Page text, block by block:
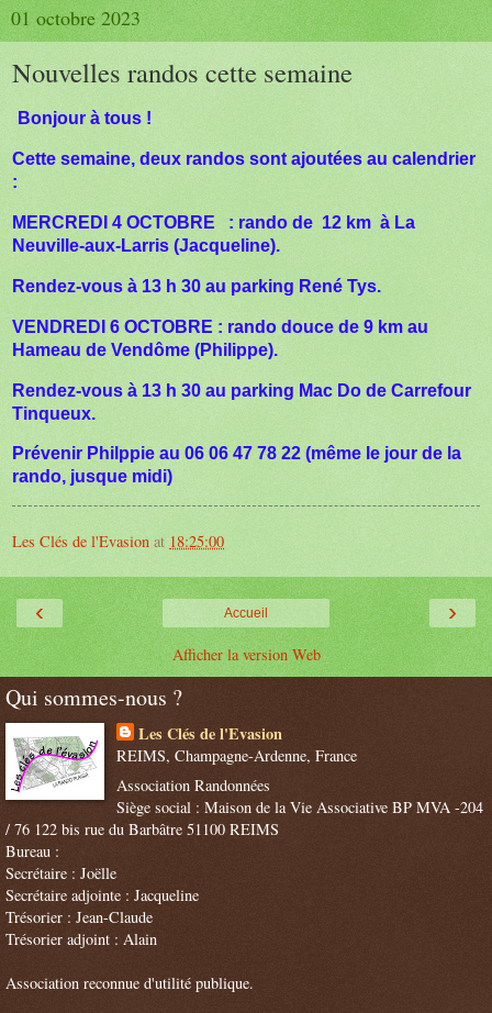
01 octobre 2023
Nouvelles randos cette semaine
Bonjour à tous !
Cette semaine, deux randos sont ajoutées au calendrier
:
MERCREDI 4 OCTOBRE : rando de 12 km à La
Neuville-aux-Larris (Jacqueline).
Rendez-vous à 13 h 30 au parking René Tys.
VENDREDI 6 OCTOBRE : rando douce de 9 km au
Hameau de Vendôme (Philippe).
Rendez-vous à 13 h 30 au parking Mac Do de Carrefour
Tinqueux.
Prévenir Philppie au 06 06 47 78 22 (même le jour de la
rando, jusque midi)
Les Clés de l'Evasion at 18:25:00
‹ ›
Accueil
Afficher la version Web
Qui sommes-nous ?
Les Clés de l'Evasion
REIMS, Champagne-Ardenne, France
Association Randonnées
Siège social : Maison de la Vie Associative BP MVA -204
/ 76 122 bis rue du Barbâtre 51100 REIMS
Bureau :
Secrétaire : Joëlle
Secrétaire adjointe : Jacqueline
Trésorier : Jean-Claude
Trésorier adjoint : Alain
Association reconnue d'utilité publique.